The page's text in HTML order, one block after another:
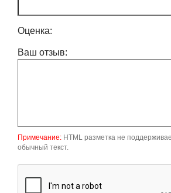
Оценка:
Ваш отзыв:
Примечание: HTML разметка не
обычный текст.